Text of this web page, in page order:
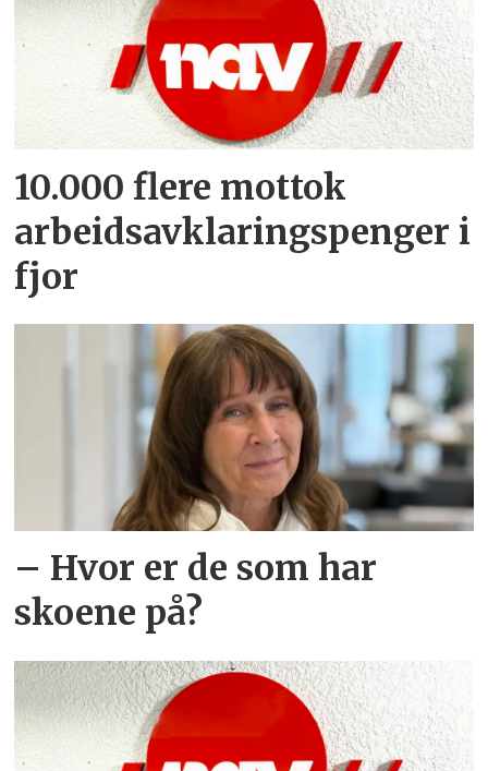
10.000 flere mottok
arbeidsavklaringspenger i
fjor
– Hvor er de som har
skoene på?